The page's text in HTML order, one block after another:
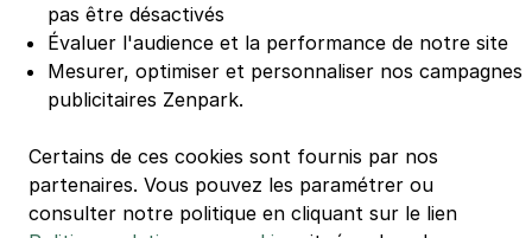
© Zenpark 2012 - 2026 - Tous droits réservés - Fabriqué avec soin à
Rennes et Paris
pas être désactivés
Évaluer l'audience et la performance de notre site
Mesurer, optimiser et personnaliser nos campagnes
publicitaires Zenpark.
Certains de ces cookies sont fournis par nos
partenaires. Vous pouvez les paramétrer ou
consulter notre politique en cliquant sur le lien